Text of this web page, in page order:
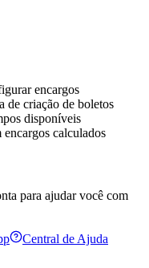
encargos
de criação de boletos
disponíveis
calculados
para ajudar você com
Central de Ajuda